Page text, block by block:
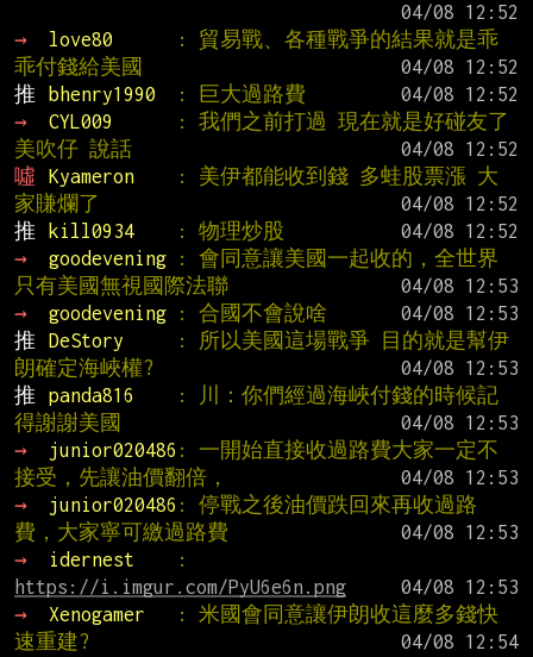
→
love80
: 貿易戰、各種戰爭的結果就是乖
乖付錢給美國
推
bhenry1990 : 巨大過路費
→
CYL009
: 我們之前打過 現在就是好碰友了
美吹仔 說話
噓
Kyameron
: 美伊都能收到錢 多蛙股票漲 大
家賺爛了
推
kill0934 : 物理炒股
→
goodevening
: 會同意讓美國一起收的，全世界
只有美國無視國際法聯
→
goodevening : 合國不會說啥
推
DeStory
: 所以美國這場戰爭 目的就是幫伊
朗確定海峽權?
推
panda816
: 川：你們經過海峽付錢的時候記
得謝謝美國
→
junior020486 : 一開始直接收過路費大家一定不
接受，先讓油價翻倍，
→
junior020486 : 停戰之後油價跌回來再收過路
費，大家寧可繳過路費
→
idernest
https://i.imgur.com/PyU6e6n.png
→
Xenogamer
: 米國會同意讓伊朗收這麼多錢快
速重建?